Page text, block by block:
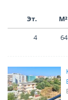
Эт. М²
4 64